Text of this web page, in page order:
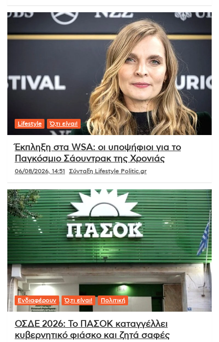
Lifestyle Ό,τι είναι!
Έκπληξη στα WSA: οι υποψήφιοι για το
Παγκόσμιο Σάουντρακ της Χρονιάς
06/08/2026, 14:51 Σύνταξη Lifestyle Politic.gr
Ενδιαφέρουν Ό,τι είναι! Πολιτική
ΟΣΔΕ 2026: Το ΠΑΣΟΚ καταγγέλλει
κυβερνητικό φιάσκο και ζητά σαφές